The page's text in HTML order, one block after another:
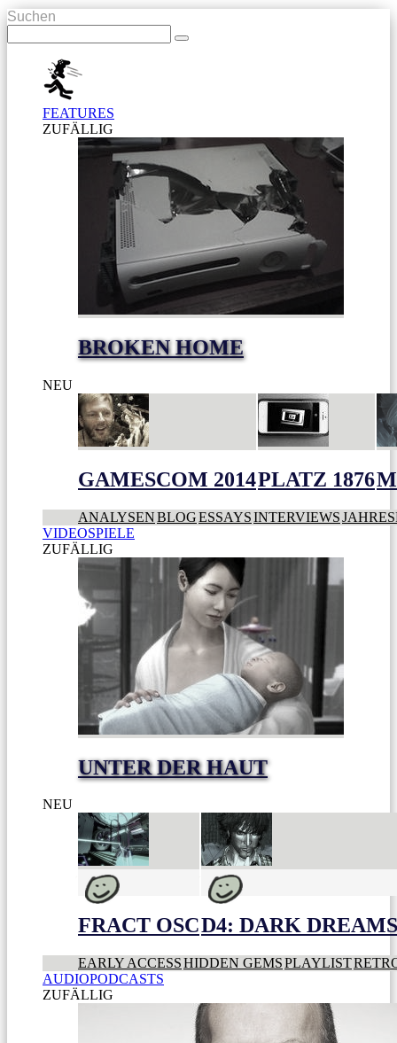
Suchen
FEATURES
ZUFÄLLIG
BROKEN HOME
NEU
GAMESCOM 2014PLATZ 1876
ANALYSENBLOGESSAYSINTERVIEWS
VIDEOSPIELE
ZUFÄLLIG
UNTER DER HAUT
NEU
FRACT OSCD4: DARK
EARLY ACCESSHIDDEN GEMSPLAYLIST
AUDIOPODCASTS
ZUFÄLLIG